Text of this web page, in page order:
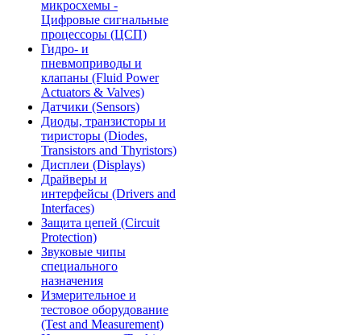
микросхемы -
Цифровые сигнальные
процессоры (ЦСП)
Гидро- и
пневмоприводы и
клапаны (Fluid Power
Actuators & Valves)
Датчики (Sensors)
Диоды, транзисторы и
тиристоры (Diodes,
Transistors and Thyristors)
Дисплеи (Displays)
Драйверы и
интерфейсы (Drivers and
Interfaces)
Защита цепей (Circuit
Protection)
Звуковые чипы
специального
назначения
Измерительное и
тестовое оборудование
(Test and Measurement)